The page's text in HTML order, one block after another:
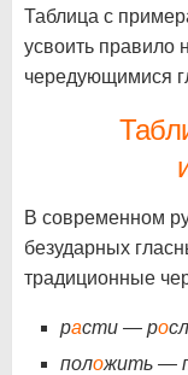
Таблица с
усвоить правило
чередующимися
В современном
безударных
традиционные
расти — ро
положить —